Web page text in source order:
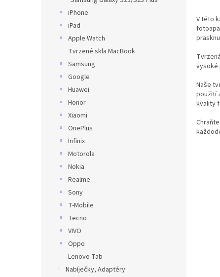
iPhone
iPad
Apple Watch
Tvrzené skla MacBook
Samsung
Google
Huawei
Honor
Xiaomi
OnePlus
Infinix
Motorola
Nokia
Realme
Sony
T-Mobile
Tecno
VIVO
Oppo
Lenovo Tab
Nabíječky, Adaptéry
V této
vysoké
Naše
použití
kvality